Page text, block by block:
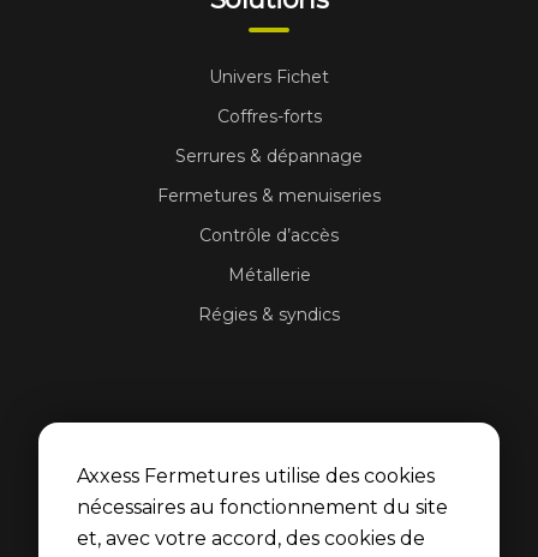
Univers Fichet
Coffres-forts
Serrures & dépannage
Fermetures & menuiseries
Contrôle d’accès
Métallerie
Régies & syndics
51 rue de la Thibaudière
69007 Lyon
Axxess Fermetures utilise des cookies
nécessaires au fonctionnement du site
et, avec votre accord, des cookies de